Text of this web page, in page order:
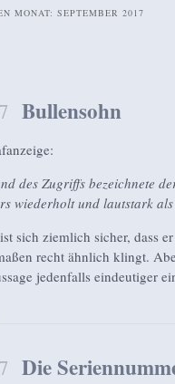
MONAT: SEPTEMBER 2017
Bullensohn
des Zugriffs bezeichnete
wiederholt und lautstark
sich ziemlich sicher, dass
recht ähnlich klingt.
jedenfalls eindeutiger
Die